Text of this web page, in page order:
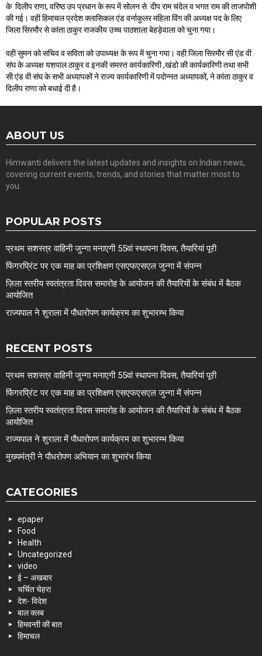
के दिलीप राणा, वरिष्ठ उप प्रधान के रूप में सोलन से दीप राम चंदेल व भगत राम की ताजपोशी
की गई। वही हिमाचल प्रदेश क्लासिकल एंड वर्नाकुलर महिला विंग की अध्यक्ष पद के लिए
जिला सिरमौर से कांता ठाकुर राजकीय उच्च पाठशाला बेहड़ेवाला को चुना गया।
वही सुमन को सचिव व सविता को उपाध्यक्ष के रूप में चुना गया। वही जिला सिरमौर सी एंड वी
संघ के अध्यक्ष यशपाल ठाकुर व इनकी समस्त कार्यकारिणी ,खंडो की कार्यकारिणी तथा सभी
सी एंड वी संघ के सभी अध्यापकों ने राज्य कार्यकारिणी में पदोन्नत अध्यापकों, ने कांता ठाकुर व
दिलीप राणा को बधाई दी है।
ABOUT US
Himwanti delivers the latest updates and insights on Indian news,
covering current events, trends, and stories that matter most to
you.
POPULAR POSTS
प्रथम सशस्त्र वाहिनी जुन्गा मनाएगी 55वां स्थापना दिवस, तैयारियां पूरी
फिंगरप्रिंट पर एक माह का प्रशिक्षण एसएफएसएल जुन्गा में संपन्न
ज़िला स्तरीय स्वतंत्रता दिवस समारोह के आयोजन की तैयारियों के संबंध में बैठक
आयोजित
राज्यपाल ने शुराला में पौधारोपण कार्यक्रम का शुभारम्भ किया
RECENT POSTS
प्रथम सशस्त्र वाहिनी जुन्गा मनाएगी 55वां स्थापना दिवस, तैयारियां पूरी
फिंगरप्रिंट पर एक माह का प्रशिक्षण एसएफएसएल जुन्गा में संपन्न
ज़िला स्तरीय स्वतंत्रता दिवस समारोह के आयोजन की तैयारियों के संबंध में बैठक
आयोजित
राज्यपाल ने शुराला में पौधारोपण कार्यक्रम का शुभारम्भ किया
मुख्यमंत्री ने पौधरोपण अभियान का शुभारंभ किया
CATEGORIES
epaper
Food
Health
Uncategorized
video
ई – अखबार
चर्चित चेहरा
देश- विदेश
बाल क्लब
हिमवन्ती की बात
हिमाचल